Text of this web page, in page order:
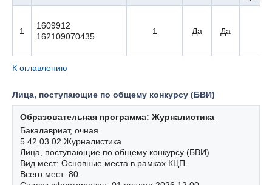
1
1609912
162109070435
1 Да Да
К оглавлению
Лица, поступающие по общему конкурсу (БВИ)
Образовательная программа: Журналистика
Бакалавриат, очная
5.42.03.02 Журналистика
Лица, поступающие по общему конкурсу (БВИ)
Вид мест: Основные места в рамках КЦП.
Всего мест: 80.